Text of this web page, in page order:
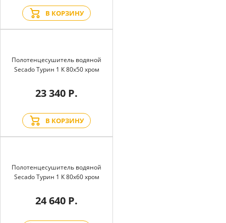
В КОРЗИНУ
Полотенцесушитель водяной
Secado Турин 1 К 80x50 хром
23 340 Р.
В КОРЗИНУ
Полотенцесушитель водяной
Secado Турин 1 К 80x60 хром
24 640 Р.